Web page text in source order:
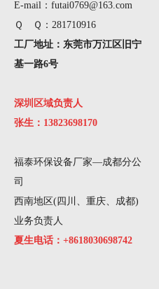
E-mail：futai0769@163.com
Ｑ Ｑ：281710916
工厂地址：东莞市万江区旧宁
基一路6号
深圳区域负责人
张生：13823698170
福泰环保设备厂家—成都分公
司
西南地区(四川、重庆、成都)
业务负责人
夏生电话：+8618030698742